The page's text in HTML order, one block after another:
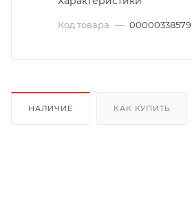
Код товара — 00000338579
НАЛИЧИЕ КАК КУПИТЬ